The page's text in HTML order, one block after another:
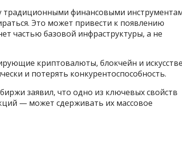
традиционными финансовыми
Это может привести к появлению
частью базовой инфраструктуры, а не
криптовалюты, блокчейн и
и потерять конкурентоспособность.
заявил, что одно из ключевых свойств
— может сдерживать их массовое